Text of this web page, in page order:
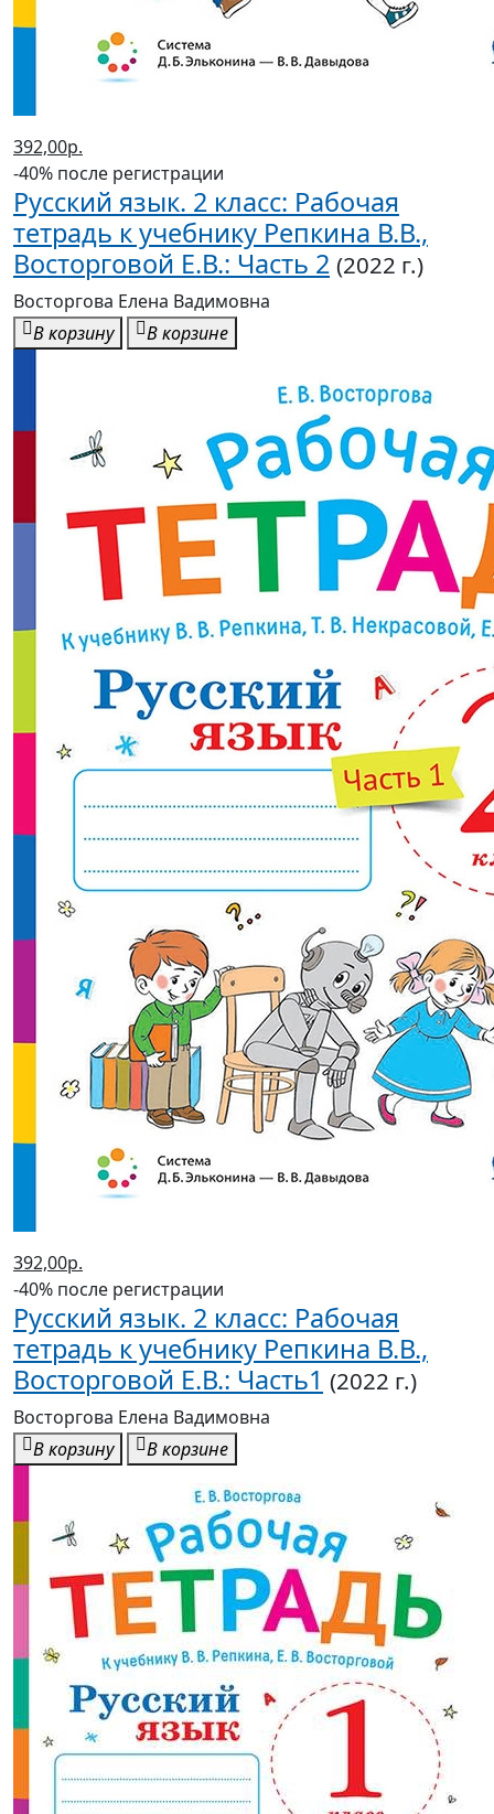
392,00р.
-40% после регистрации
Русский язык. 2 класс: Рабочая
тетрадь к учебнику Репкина В.В.,
Восторговой Е.В.: Часть 2 (2022 г.)
Восторгова Елена Вадимовна
В корзину
В корзине
392,00р.
-40% после регистрации
Русский язык. 2 класс: Рабочая
тетрадь к учебнику Репкина В.В.,
Восторговой Е.В.: Часть1 (2022 г.)
Восторгова Елена Вадимовна
В корзину
В корзине